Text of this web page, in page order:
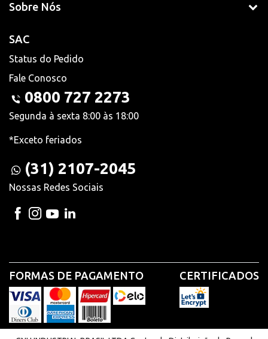
Sobre Nós
SAC
Status do Pedido
Fale Conosco
0800 727 2273
Segunda à sexta 8:00 às 18:00
*Exceto feriados
(31) 2107-2045
Nossas Redes Sociais
FORMAS DE PAGAMENTO CERTIFICADOS